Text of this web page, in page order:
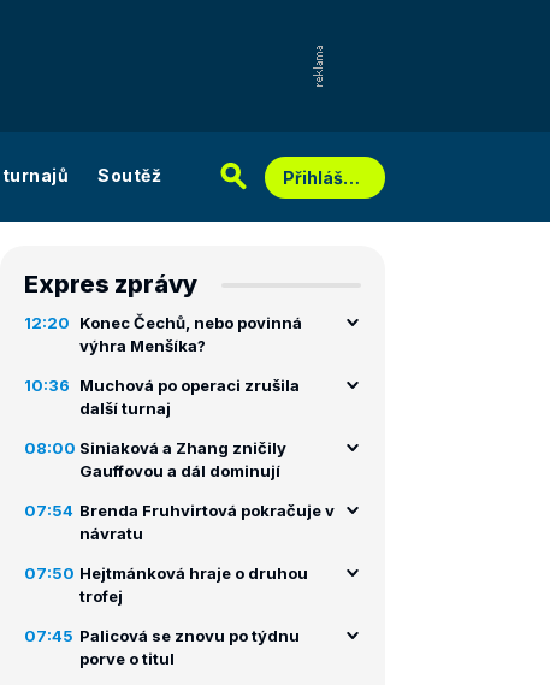
Soutěž Přihlášení
Expres zprávy
12:20
Konec Čechů, nebo povinná
výhra Menšíka?
10:36
Muchová po operaci zrušila
další turnaj
08:00 Siniaková a Zhang zničily
Gauffovou a dál dominují
07:54 Brenda Fruhvirtová pokračuje v
návratu
07:50 Hejtmánková hraje o druhou
trofej
07:45 Palicová se znovu po týdnu
porve o titul